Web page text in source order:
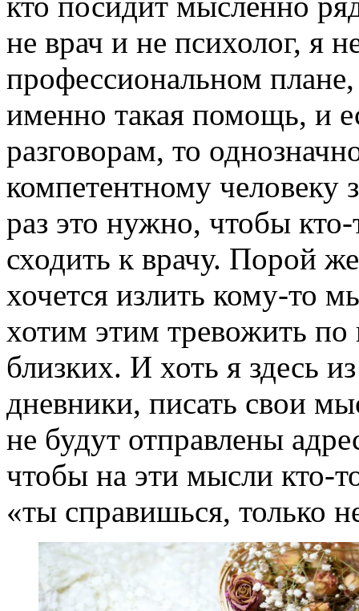
не врач и не психолог, я
профессиональном
именно такая помощь, и
разговорам, то
компетентному
раз это нужно, чтобы
сходить к врачу. Порой
хочется излить кому-то
хотим этим тревожить
близких. И хоть я здесь
дневники, писать свои
не будут отправлены
чтобы на эти мысли кто-
«ты справишься, только